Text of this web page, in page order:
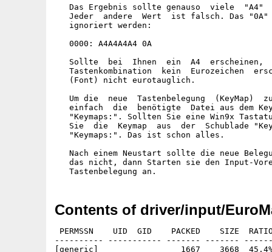
Das Ergebnis sollte genauso  viele  "A4"
Jeder  andere  Wert  ist falsch. Das
   ignoriert werden:
   0000: A4A4A4A4 0A
Sollte  bei  Ihnen  ein  A4  erscheinen,
Tastenkombination  kein  Eurozeichen
   (Font) nicht eurotauglich.
Um die  neue  Tastenbelegung  (KeyMap)
einfach  die  benötigte  Datei aus dem
"Keymaps:". Sollten Sie eine Win9x
Sie  die  Keymap  aus  der  Schublade
   "Keymaps:". Das ist schon alles.
Nach einem Neustart sollte die neue
das nicht, dann Starten sie den Input-
Contents of driver/input/
PERMSSN    UID  GID    PACKED    SIZE
---------- ----------- ------- -------
[generic]                 1667    3668  45.4% -